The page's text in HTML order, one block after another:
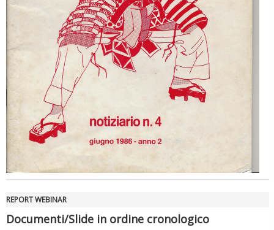
REPORT WEBINAR
Documenti/Slide in ordine cronologico